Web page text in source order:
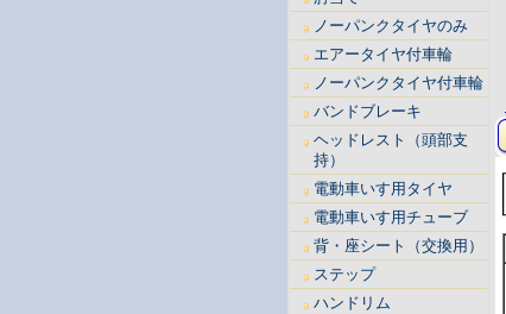
ノーパンクタイヤのみ
エアータイヤ付車輪
ノーパンクタイヤ付車輪
バンドブレーキ
ヘッドレスト（頭部支
持）
電動車いす用タイヤ
電動車いす用チューブ
背・座シート（交換用）
ステップ
ハンドリム